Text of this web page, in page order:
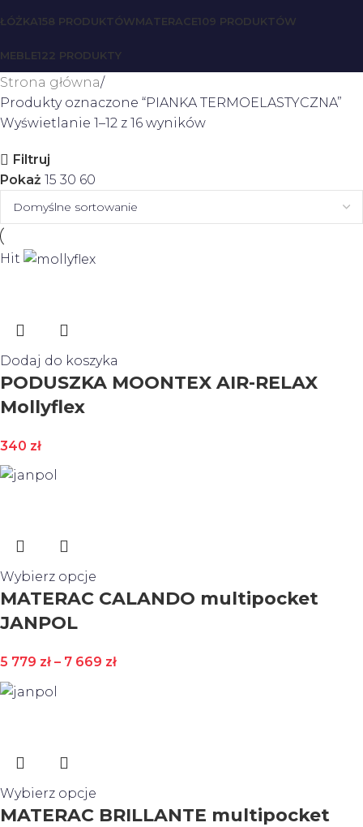
ŁÓŻKA158 PRODUKTÓWMATERACE109 PRODUKTÓW
MEBLE122 PRODUKTY
Strona główna
Produkty oznaczone “PIANKA TERMOELASTYCZNA”
Wyświetlanie 1–12 z 16 wyników
Filtruj
Pokaż 15 30 60
Hit
Dodaj do koszyka
PODUSZKA MOONTEX AIR-RELAX
Mollyflex
340 zł
Wybierz opcje
MATERAC CALANDO multipocket
JANPOL
5 779 zł – 7 669 zł
Wybierz opcje
MATERAC BRILLANTE multipocket